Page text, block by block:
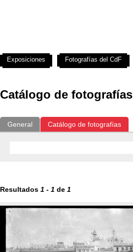
Catálogo de fotografías
General Catálogo de fotografías
Resultados 1 - 1 de 1
Exposiciones Fotografías del CdF